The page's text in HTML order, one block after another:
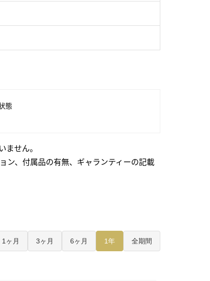
態
せん。
ン、付属品の有無、ギャランティーの記載
1ヶ月 3ヶ月 6ヶ月 1年 全期間